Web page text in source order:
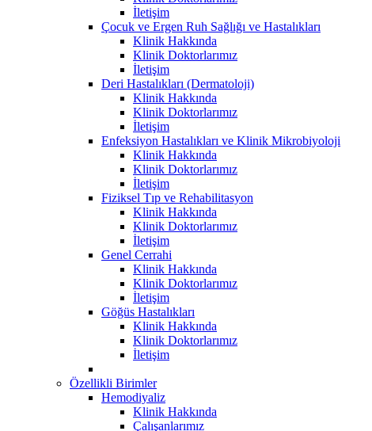
İletişim
Çocuk ve Ergen Ruh Sağlığı ve Hastalıkları
Klinik Hakkında
Klinik Doktorlarımız
İletişim
Deri Hastalıkları (Dermatoloji)
Klinik Hakkında
Klinik Doktorlarımız
İletişim
Enfeksiyon Hastalıkları ve Klinik Mikrobiyoloji
Klinik Hakkında
Klinik Doktorlarımız
İletişim
Fiziksel Tıp ve Rehabilitasyon
Klinik Hakkında
Klinik Doktorlarımız
İletişim
Genel Cerrahi
Klinik Hakkında
Klinik Doktorlarımız
İletişim
Göğüs Hastalıkları
Klinik Hakkında
Klinik Doktorlarımız
İletişim
Özellikli Birimler
Hemodiyaliz
Klinik Hakkında
Çalışanlarımız